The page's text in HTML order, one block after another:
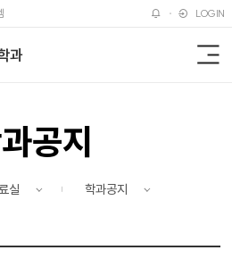
문 바로가기
메뉴 바로가기 LOGIN
과
공지
실 학과공지